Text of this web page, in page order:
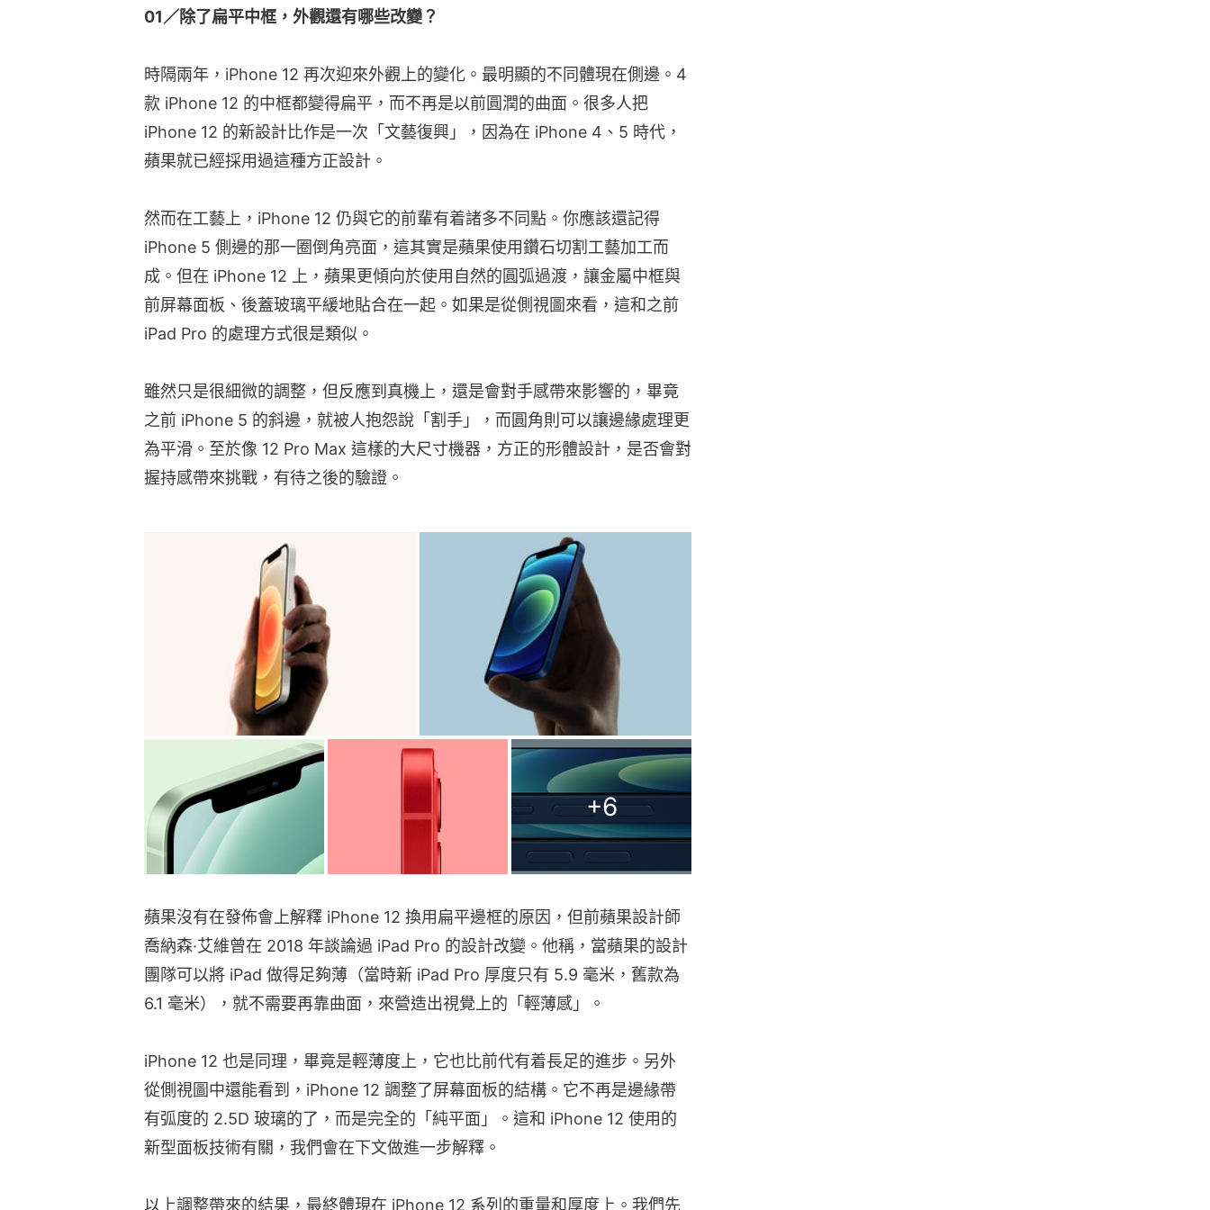
01／除了扁平中框，外觀還有哪些改變？
時隔兩年，iPhone 12 再次迎來外觀上的變化。最明顯的不同體現在側邊。4
款 iPhone 12 的中框都變得扁平，而不再是以前圓潤的曲面。很多人把
iPhone 12 的新設計比作是一次「文藝復興」，因為在 iPhone 4、5 時代，
蘋果就已經採用過這種方正設計。
然而在工藝上，iPhone 12 仍與它的前輩有着諸多不同點。你應該還記得
iPhone 5 側邊的那一圈倒角亮面，這其實是蘋果使用鑽石切割工藝加工而
成。但在 iPhone 12 上，蘋果更傾向於使用自然的圓弧過渡，讓金屬中框與
前屏幕面板、後蓋玻璃平緩地貼合在一起。如果是從側視圖來看，這和之前
iPad Pro 的處理方式很是類似。
雖然只是很細微的調整，但反應到真機上，還是會對手感帶來影響的，畢竟
之前 iPhone 5 的斜邊，就被人抱怨說「割手」，而圓角則可以讓邊緣處理更
為平滑。至於像 12 Pro Max 這樣的大尺寸機器，方正的形體設計，是否會對
握持感帶來挑戰，有待之後的驗證。
+6
蘋果沒有在發佈會上解釋 iPhone 12 換用扁平邊框的原因，但前蘋果設計師
喬納森·艾維曾在 2018 年談論過 iPad Pro 的設計改變。他稱，當蘋果的設計
團隊可以將 iPad 做得足夠薄（當時新 iPad Pro 厚度只有 5.9 毫米，舊款為
6.1 毫米），就不需要再靠曲面，來營造出視覺上的「輕薄感」。
iPhone 12 也是同理，畢竟是輕薄度上，它也比前代有着長足的進步。另外
從側視圖中還能看到，iPhone 12 調整了屏幕面板的結構。它不再是邊緣帶
有弧度的 2.5D 玻璃的了，而是完全的「純平面」。這和 iPhone 12 使用的
新型面板技術有關，我們會在下文做進一步解釋。
以上調整帶來的結果，最終體現在 iPhone 12 系列的重量和厚度上。我們先